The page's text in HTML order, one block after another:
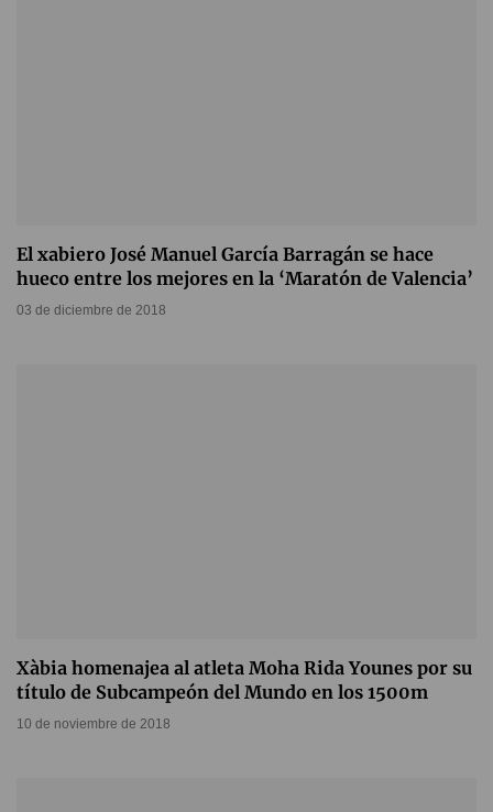
El xabiero José Manuel García Barragán se hace
hueco entre los mejores en la ‘Maratón de Valencia’
03 de diciembre de 2018
Xàbia homenajea al atleta Moha Rida Younes por su
título de Subcampeón del Mundo en los 1500m
10 de noviembre de 2018